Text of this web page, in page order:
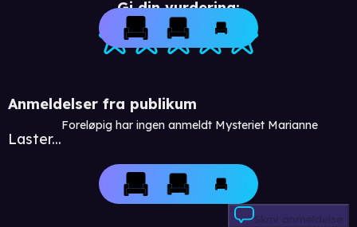
Gi din vurdering:
Anmeldelser fra publikum
Laster...
Foreløpig har ingen anmeldt Mysteriet Marianne
Skriv anmeldelse